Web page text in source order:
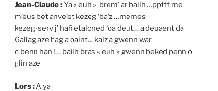
Jean-Claude :Ya « euh » brem’ ar bailh …ppfff me
m’eus bet anve’et kezeg ‘ba’z …memes
kezeg-servij’ hañ etaloned ‘oa deut… a deuaent da
Gallag aze hag a oaint… kalz a gwenn war
o benn hañ !… bailh bras « euh » gwenn beked penn o
glin aze
Lors :A ya